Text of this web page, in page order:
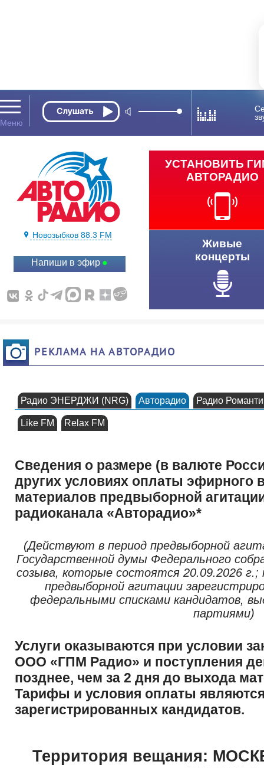
Новозыбков 88.3 FM
Напиши в эфир
УСТАНОВИТЬ
АВТОРАДИО
Живые
концерты
РЕКЛАМА НА АВТОРАДИО